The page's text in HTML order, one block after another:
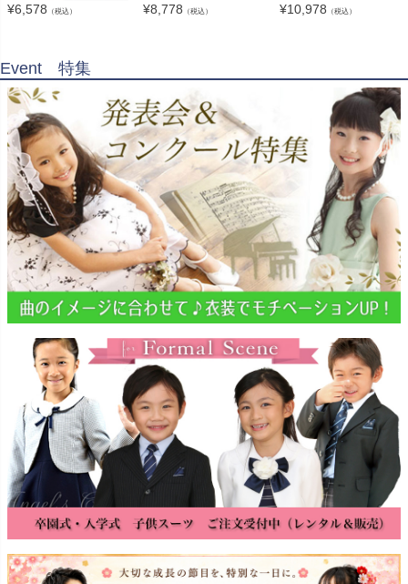
¥6,578 （税込） ¥8,778 （税込） ¥10,978 （税込）
Event 特集